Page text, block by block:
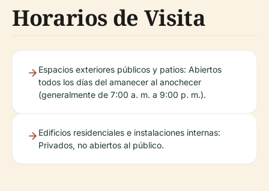
Horarios de Visita
Espacios exteriores públicos y patios: Abiertos
todos los días del amanecer al anochecer
(generalmente de 7:00 a. m. a 9:00 p. m.).
Edificios residenciales e instalaciones internas:
Privados, no abiertos al público.